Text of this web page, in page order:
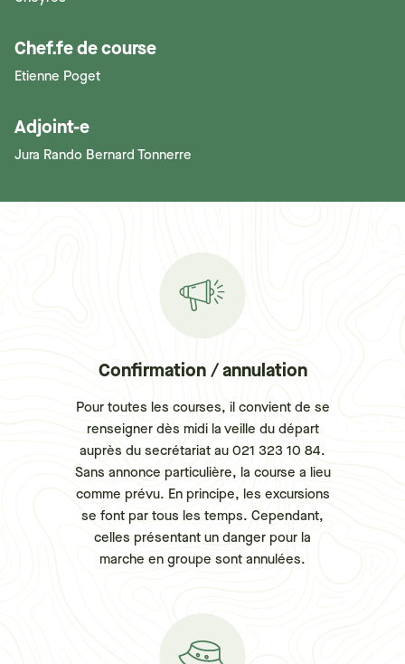
Chef.fe de course
Etienne Poget
Adjoint-e
Jura Rando Bernard Tonnerre
Confirmation / annulation
Pour toutes les courses, il convient de se
renseigner dès midi la veille du départ
auprès du secrétariat au 021 323 10 84.
Sans annonce particulière, la course a lieu
comme prévu. En principe, les excursions
se font par tous les temps. Cependant,
celles présentant un danger pour la
marche en groupe sont annulées.